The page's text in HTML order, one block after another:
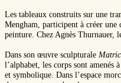
Les tableaux construits sur une
Mengham, participent à créer une
peinture. Chez Agnès Thurnauer,
Dans son œuvre sculpturale
l’alphabet, les corps sont amenés
et symbolique. Dans l’espace